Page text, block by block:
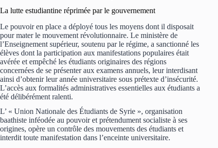
La lutte estudiantine réprimée par le gouvernement
Le pouvoir en place a déployé tous les moyens dont il disposait
pour mater le mouvement révolutionnaire. Le ministère de
l’Enseignement supérieur, soutenu par le régime, a sanctionné les
élèves dont la participation aux manifestations populaires était
avérée et empêché les étudiants originaires des régions
concernées de se présenter aux examens annuels, leur interdisant
ainsi d’obtenir leur année universitaire sous prétexte d’insécurité.
L’accès aux formalités administratives essentielles aux étudiants a
été délibérément ralenti.
L’ « Union Nationale des Étudiants de Syrie », organisation
baathiste inféodée au pouvoir et prétendument socialiste à ses
origines, opère un contrôle des mouvements des étudiants et
interdit toute manifestation dans l’enceinte universitaire.